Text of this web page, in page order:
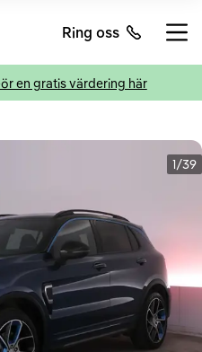
Ring oss
en gratis värdering här
1/39